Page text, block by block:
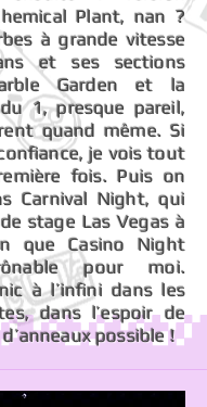
Plant, nan ?
à grande vitesse
et ses sections
Garden et la
1, presque pareil,
quand même. Si
je vois tout
fois. Puis on
Carnival Night, qui
stage Las Vegas à
que Casino Night
pour moi.
à l’infini dans les
dans l’espoir de
possible !